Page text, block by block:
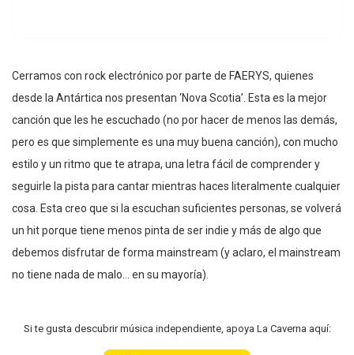
Cerramos con rock electrónico por parte de FAERYS, quienes
desde la Antártica nos presentan ‘Nova Scotia’. Esta es la mejor
canción que les he escuchado (no por hacer de menos las demás,
pero es que simplemente es una muy buena canción), con mucho
estilo y un ritmo que te atrapa, una letra fácil de comprender y
seguirle la pista para cantar mientras haces literalmente cualquier
cosa. Esta creo que si la escuchan suficientes personas, se volverá
un hit porque tiene menos pinta de ser indie y más de algo que
debemos disfrutar de forma mainstream (y aclaro, el mainstream
no tiene nada de malo… en su mayoría).
Si te gusta descubrir música independiente, apoya La Caverna aquí: